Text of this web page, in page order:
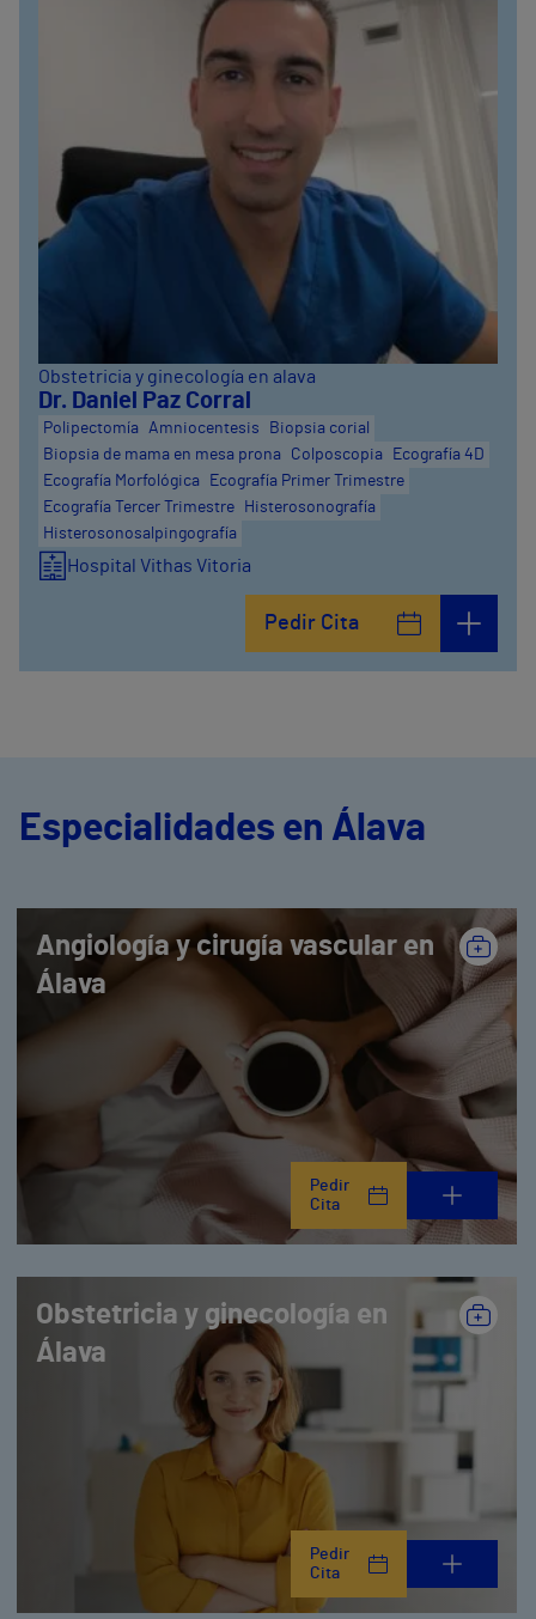
Obstetricia y ginecología en alava
Dr. Daniel Paz Corral
Polipectomía Amniocentesis
Biopsia corial
Biopsia de mama en mesa prona
Colposcopia
Ecografía 4D
Ecografía Morfológica
Ecografía Primer Trimestre
Ecografía Tercer Trimestre
Histerosonografía
Histerosonosalpingografía
Hospital Vithas Vitoria
Pedir Cita
Especialidades en Álava
Angiología y cirugía vascular en
Álava
Pedir
Cita
Obstetricia y ginecología en
Álava
Pedir
Cita